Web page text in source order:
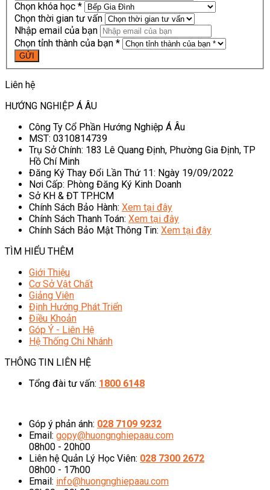
Chọn khóa học *
Chọn thời gian tư vấn
Nhập email của bạn
Chọn tỉnh thành của bạn *
Liên hệ
HƯỚNG NGHIỆP Á ÂU
Công Ty Cổ Phần Hướng Nghiệp Á Âu
MST: 0310814739
Trụ Sở Chính: 183 Lê Quang Định, Phường Gia Định, TP
Hồ Chí Minh
Đăng Ký Thay Đổi Lần Thứ 11: Ngày 19/09/2022
Nơi Cấp: Phòng Đăng Ký Kinh Doanh
Sở KH & ĐT TP.HCM
Chính Sách Bảo Hành: Xem tại đây
Chính Sách Thanh Toán: Xem tại đây
Chính Sách Bảo Mật Thông Tin: Xem tại đây
TÌM HIỂU THÊM
Giới Thiệu
Cơ Sở Vật Chất
Giảng Viên
Định Hướng Phát Triển
Điều Khoản
Góp Ý - Liên Hệ
Hệ Thống Chi Nhánh
THÔNG TIN LIÊN HỆ
Tổng đài tư vấn: 1800 6148
Góp ý phản ánh: 028 7109 9232
Email: gopy@huongnghiepaau.com
08h00 - 20h00
Liên hệ Quản Lý Học Viên: 028 7300 2672
08h00 - 17h00
Email: info@huongnghiepaau.com